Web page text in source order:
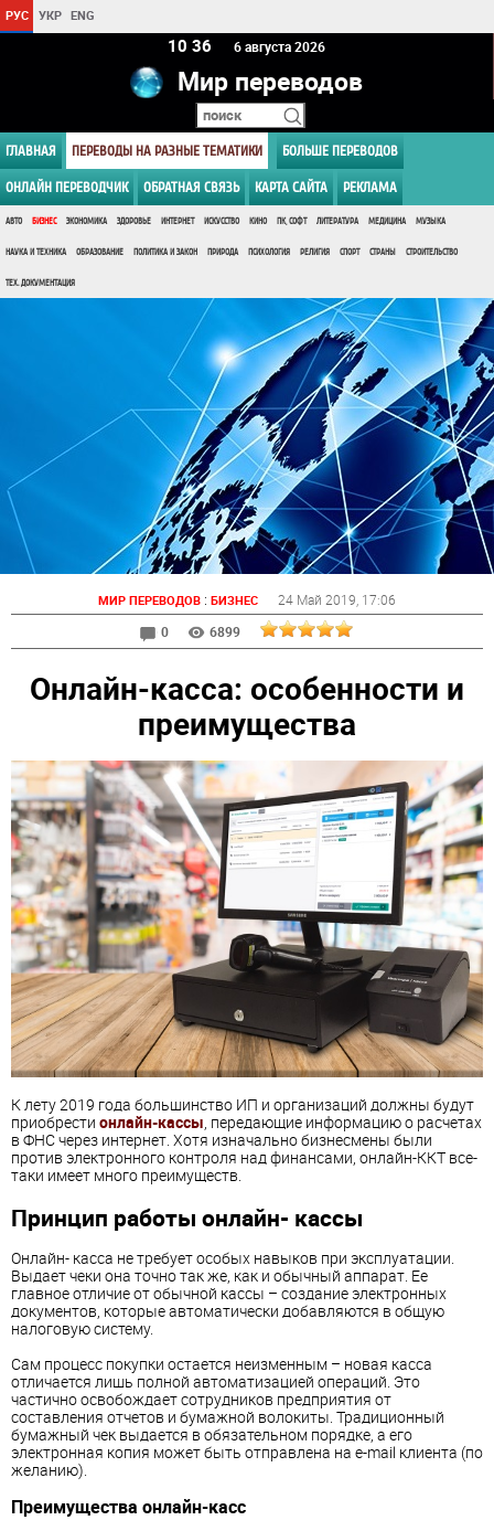
РУС УКР ENG
10:36 6 августа 2026
Мир переводов
ГЛАВНАЯ ПЕРЕВОДЫ НА РАЗНЫЕ ТЕМАТИКИ БОЛЬШЕ ПЕРЕВОДОВ
ОНЛАЙН ПЕРЕВОДЧИК ОБРАТНАЯ СВЯЗЬ КАРТА САЙТА РЕКЛАМА
АВТО БИЗНЕС ЭКОНОМИКА ЗДОРОВЬЕ ИНТЕРНЕТ ИСКУССТВО КИНО ПК, СОФТ ЛИТЕРАТУРА МЕДИЦИНА МУЗЫКА
НАУКА И ТЕХНИКА ОБРАЗОВАНИЕ ПОЛИТИКА И ЗАКОН ПРИРОДА ПСИХОЛОГИЯ РЕЛИГИЯ СПОРТ СТРАНЫ СТРОИТЕЛЬСТВО
ТЕХ. ДОКУМЕНТАЦИЯ
МИР ПЕРЕВОДОВ : БИЗНЕС 24 Май 2019 , 17:06
0
6899
Онлайн-касса: особенности и
преимущества
К лету 2019 года большинство ИП и организаций должны будут
приобрести онлайн-кассы, передающие информацию о расчетах
в ФНС через интернет. Хотя изначально бизнесмены были
против электронного контроля над финансами, онлайн-ККТ все-
таки имеет много преимуществ.
Принцип работы онлайн- кассы
Онлайн- касса не требует особых навыков при эксплуатации.
Выдает чеки она точно так же, как и обычный аппарат. Ее
главное отличие от обычной кассы – создание электронных
документов, которые автоматически добавляются в общую
налоговую систему.
Сам процесс покупки остается неизменным – новая касса
отличается лишь полной автоматизацией операций. Это
частично освобождает сотрудников предприятия от
составления отчетов и бумажной волокиты. Традиционный
бумажный чек выдается в обязательном порядке, а его
электронная копия может быть отправлена на e-mail клиента (по
желанию).
Преимущества онлайн-касс